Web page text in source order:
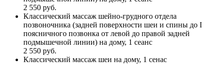
2 550 руб.
Классический массаж шейно-грудного отдела
позвоночника (задней поверхности шеи и спины до I
поясничного позвонка от левой до правой задней
подмышечной линии) на дому, 1 сеанс
2 550 руб.
Классический массаж шеи на дому, 1 сенас